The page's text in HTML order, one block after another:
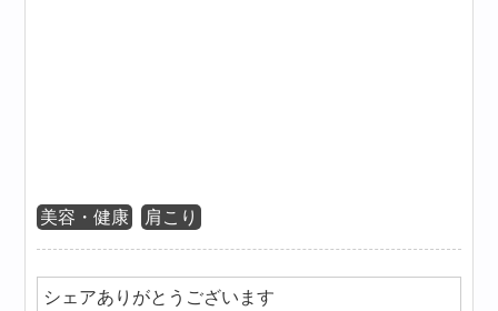
美容・健康 肩こり
シェアありがとうございます